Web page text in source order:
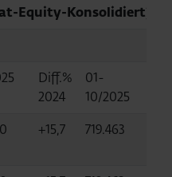
Equity-Konsolidiert)
Diff.%
2024
01-
10/2025
+15,7 719.463